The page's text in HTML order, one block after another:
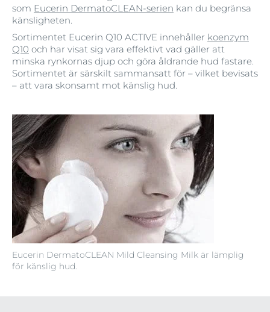
Eucerin DermatoCLEAN Mild Cleansing Milk är lämplig
för känslig hud.
som Eucerin DermatoCLEAN-serien kan du begränsa
känsligheten.
Sortimentet Eucerin Q10 ACTIVE innehåller koenzym
Q10 och har visat sig vara effektivt vad gäller att
minska rynkornas djup och göra åldrande hud fastare.
Sortimentet är särskilt sammansatt för – vilket bevisats
– att vara skonsamt mot känslig hud.